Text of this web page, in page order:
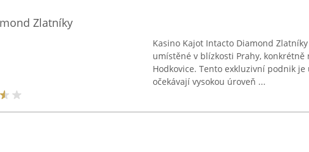
Zlatníky
Kasino Kajot Intacto Diamond
umístěné v blízkosti Prahy, konkrétně
Hodkovice. Tento exkluzivní podnik
očekávají vysokou úroveň ...